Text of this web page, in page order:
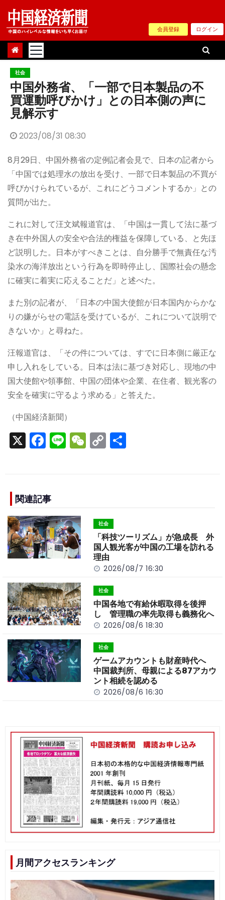
Skip
content
会員登録 ログイン
社会
中国外務省、「一部で日本製品の不
買運動呼びかけ」との日本側の声に
見解示す
2023/08/31 08:30
8月29日、中国外務省の定例記者会見で、日本の記者から
「中国では処理水の放出を受け、一部で日本製品の不買が
呼びかけられているが、これにどうコメントするか」との
質問が出た。
これに対して汪文斌報道官は、「中国は一貫して法に基づ
き在中外国人の安全や合法的権益を保障している、と先ほ
ど説明した。日本がすべきことは、自分勝手で無責任な汚
染水の海洋放出という行為を即時停止し、国際社会の懸念
に確実に着実に応えることだ」と述べた。
また別の記者が、「日本の中国大使館が日本国内からかな
りの嫌がらせの電話を受けているが、これについて説明で
きないか」と尋ねた。
汪報道官は、「その件については、すでに日本側に厳正な
申し入れをしている。日本は法に基づき対応し、現地の中
国大使館や領事館、中国の団体や企業、在住者、観光客の
安全を確実に守るよう求める」と答えた。
（中国経済新聞）
X F
a
e
b
o
o
k
Li
n
W
e
C
o
n
k
関連記事
社会
「科技ツーリズム」が急成長 外
国人観光客が中国の工場を訪れる
理由
2026/08/7 16:30
社会
中国各地で有給休暇取得を後押
し 管理職の率先取得も義務化へ
2026/08/6 18:30
社会
ゲームアカウントも財産時代へ
中国裁判所、母親による87アカウ
ント相続を認める
2026/08/6 16:30
月間アクセスランキング